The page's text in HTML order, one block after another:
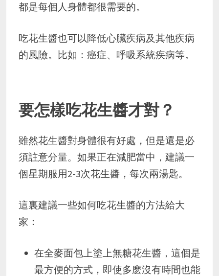
都是每個人身體都很需要的。
吃花生醬也可以降低心臟疾病及其他疾病
的風險。比如：癌症、呼吸系統疾病等。
要怎樣吃花生醬才對？
雖然花生醬對身體很有好處，但是還是必
須註意分量。如果正在減肥當中，建議一
個星期服用2-3次花生醬，每次兩湯匙。
這裏建議一些如何吃花生醬的方法給大
家：
在全麥面包上塗上無糖花生醬，這個是
最方便的方式，即使多麽沒有時間也能